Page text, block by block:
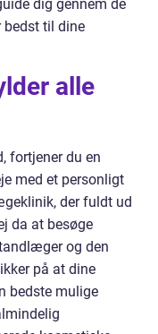
dig gennem de
bedst til dine
alle
fortjener du en
med et personligt
der fuldt ud
da at besøge
og den
på at dine
bedste mulige